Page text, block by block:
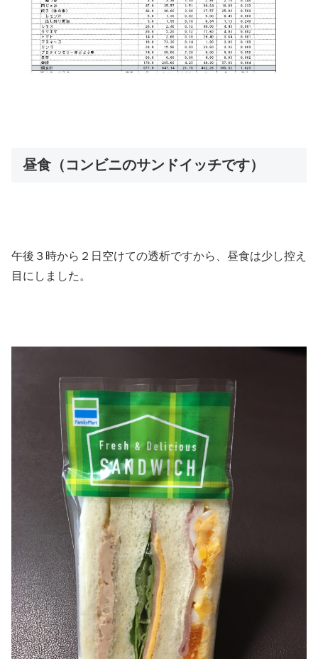
昼食（コンビニのサンドイッチです）
午後３時から２日空けての透析ですから、昼食は少し控え
目にしました。